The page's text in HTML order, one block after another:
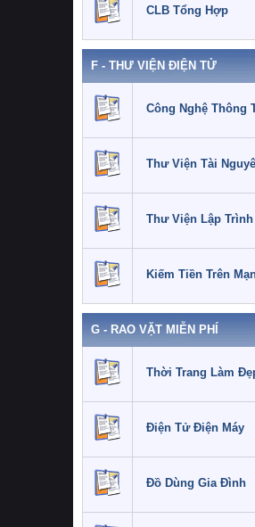
CLB Tổng Hợp
F - THƯ VIỆN ĐIỆN TỬ
Công Nghệ Thông
Thư Viện Tài
Thư Viện Lập Trình
Kiếm Tiền Trên
G - RAO VẶT MIỄN PHÍ
Thời Trang Làm
Điện Tử Điện Máy
Đồ Dùng Gia Đình